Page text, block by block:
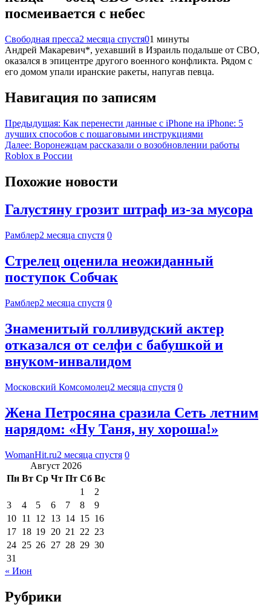
посмеивается с небес
Свободная пресса2 месяца спустя01 минуты
Андрей Макаревич*, уехавший в Израиль подальше от СВО,
оказался в эпицентре другого военного конфликта. Рядом с
его домом упали иранские ракеты, напугав певца.
Навигация по записям
Предыдущая: Как перенести данные с iPhone на iPhone: 5
лучших способов с пошаговыми инструкциями
Далее: Воронежцам рассказали о возобновлении работы
Roblox в России
Похожие новости
Галустяну грозит штраф из-за мусора
Рамблер2 месяца спустя 0
Стрелец оценила неожиданный
поступок Собчак
Рамблер2 месяца спустя 0
Знаменитый голливудский актер
отказался от селфи с бабушкой и
внуком-инвалидом
Московский Комсомолец2 месяца спустя 0
Жена Петросяна сразила Сеть летним
нарядом: «Ну Таня, ну хороша!»
WomanHit.ru2 месяца спустя 0
Август 2026
Пн Вт Ср Чт Пт Сб Вс
1
2
3
4 5 6 7 8
9
10 11 12 13 14 15 16
17 18 19 20 21 22 23
24 25 26 27 28 29 30
31
« Июн
Рубрики